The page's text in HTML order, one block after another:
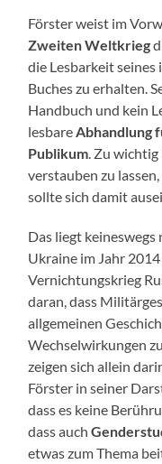
Förster weist im
Zweiten Weltkrieg
die Lesbarkeit
Buches zu erhalten.
Handbuch und kein
lesbareAbhandlung
Publikum. Zu wichtig
verstauben zu
sollte sich damit
Das liegt keineswegs
Ukraine im Jahr
Vernichtungskrieg
daran, dass
allgemeinen
Wechselwirkungen
zeigen sich allein
Förster in seiner
dass es keine
dass auch
etwas zum Thema